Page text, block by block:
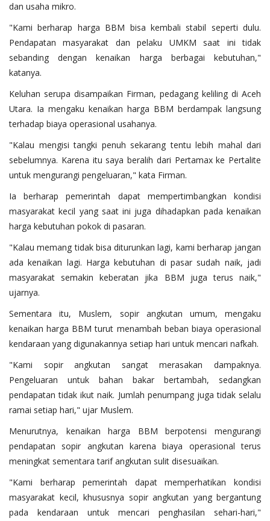
dan usaha mikro.
"Kami berharap harga BBM bisa kembali stabil seperti dulu.
Pendapatan masyarakat dan pelaku UMKM saat ini tidak
sebanding dengan kenaikan harga berbagai kebutuhan,"
katanya.
Keluhan serupa disampaikan Firman, pedagang keliling di Aceh
Utara. Ia mengaku kenaikan harga BBM berdampak langsung
terhadap biaya operasional usahanya.
"Kalau mengisi tangki penuh sekarang tentu lebih mahal dari
sebelumnya. Karena itu saya beralih dari Pertamax ke Pertalite
untuk mengurangi pengeluaran," kata Firman.
Ia berharap pemerintah dapat mempertimbangkan kondisi
masyarakat kecil yang saat ini juga dihadapkan pada kenaikan
harga kebutuhan pokok di pasaran.
"Kalau memang tidak bisa diturunkan lagi, kami berharap jangan
ada kenaikan lagi. Harga kebutuhan di pasar sudah naik, jadi
masyarakat semakin keberatan jika BBM juga terus naik,"
ujarnya.
Sementara itu, Muslem, sopir angkutan umum, mengaku
kenaikan harga BBM turut menambah beban biaya operasional
kendaraan yang digunakannya setiap hari untuk mencari nafkah.
"Kami sopir angkutan sangat merasakan dampaknya.
Pengeluaran untuk bahan bakar bertambah, sedangkan
pendapatan tidak ikut naik. Jumlah penumpang juga tidak selalu
ramai setiap hari," ujar Muslem.
Menurutnya, kenaikan harga BBM berpotensi mengurangi
pendapatan sopir angkutan karena biaya operasional terus
meningkat sementara tarif angkutan sulit disesuaikan.
"Kami berharap pemerintah dapat memperhatikan kondisi
masyarakat kecil, khususnya sopir angkutan yang bergantung
pada kendaraan untuk mencari penghasilan sehari-hari,"